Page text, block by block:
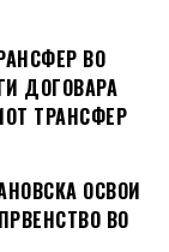
ВО
ДОГОВАРА
ТРАНСФЕР
ОСВОИ
ВО